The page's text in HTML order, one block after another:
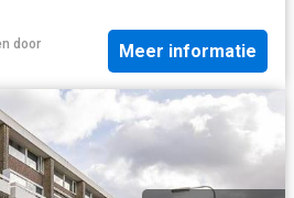
door
Meer informatie